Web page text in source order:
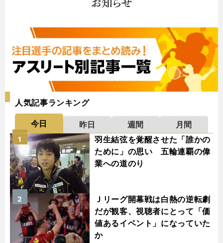
人気記事ランキング
今日 昨日 週間
月間
羽生結弦を覚醒させた「誰かの
ために」の思い 五輪連覇の偉
業への道のり
1
Ｊリーグ開幕戦は白熱の逆転劇
だが観客、視聴者にとって「価
値あるイベント」になっていた
か
2